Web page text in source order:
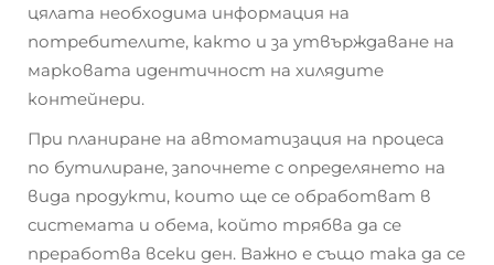
цялата необходима информация на
потребителите, както и за утвърждаване на
марковата идентичност на хилядите
контейнери.
При планиране на автоматизация на процеса
по бутилиране, започнете с определянето на
вида продукти, които ще се обработват в
системата и обема, който трябва да се
преработва всеки ден. Важно е също така да се